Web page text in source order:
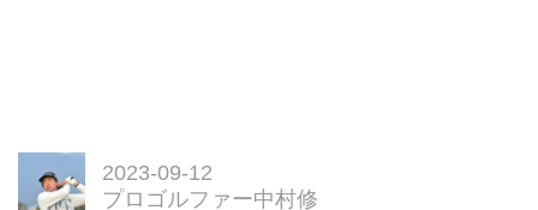
2023-09-12
プロゴルファー中村修